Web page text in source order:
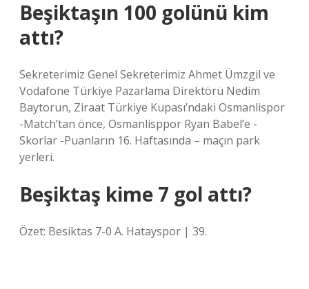
Beşiktaşın 100 golünü kim
attı?
Sekreterimiz Genel Sekreterimiz Ahmet Ümzgil ve
Vodafone Türkiye Pazarlama Direktörü Nedim
Baytorun, Ziraat Türkiye Kupası’ndaki Osmanlispor
-Match’tan önce, Osmanlisppor Ryan Babel’e -
Skorlar -Puanların 16. Haftasında – maçın park
yerleri.
Beşiktaş kime 7 gol attı?
Özet: Besiktas 7-0 A. Hatayspor | 39.